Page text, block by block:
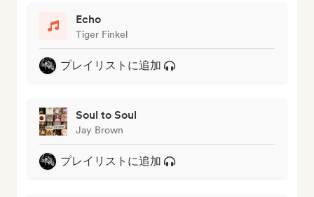
Echo
Tiger Finkel
プレイリストに追加
Soul to Soul
Jay Brown
プレイリストに追加